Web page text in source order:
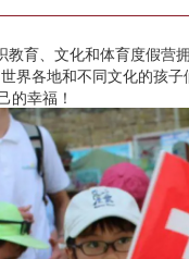
教育、文化和体育度假营
界各地和不同文化的孩
的幸福！